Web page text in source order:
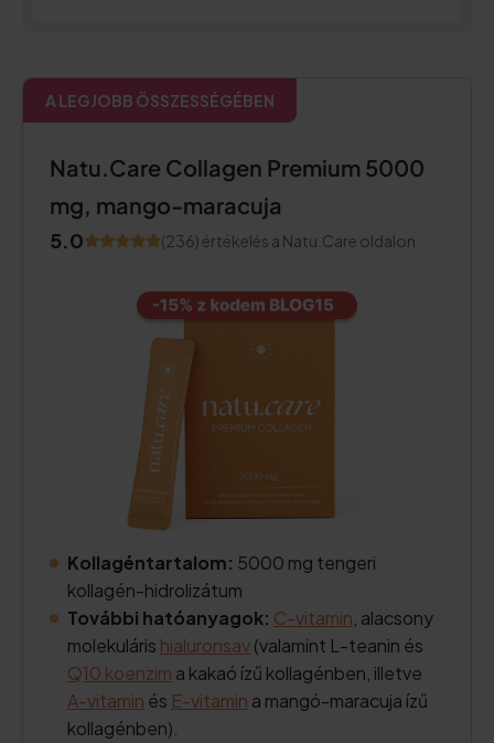
A LEGJOBB ÖSSZESSÉGÉBEN
Natu.Care Collagen Premium 5000
mg, mango-maracuja
5.0 (236) értékelés a Natu.Care oldalon
Kollagéntartalom: 5000 mg tengeri
kollagén-hidrolizátum
További hatóanyagok: C-vitamin , alacsony
molekuláris hialuronsav(valamint L-teanin és
Q10 koenzim a kakaó ízű kollagénben, illetve
A-vitamin és E-vitamin a mangó-maracuja ízű
kollagénben).